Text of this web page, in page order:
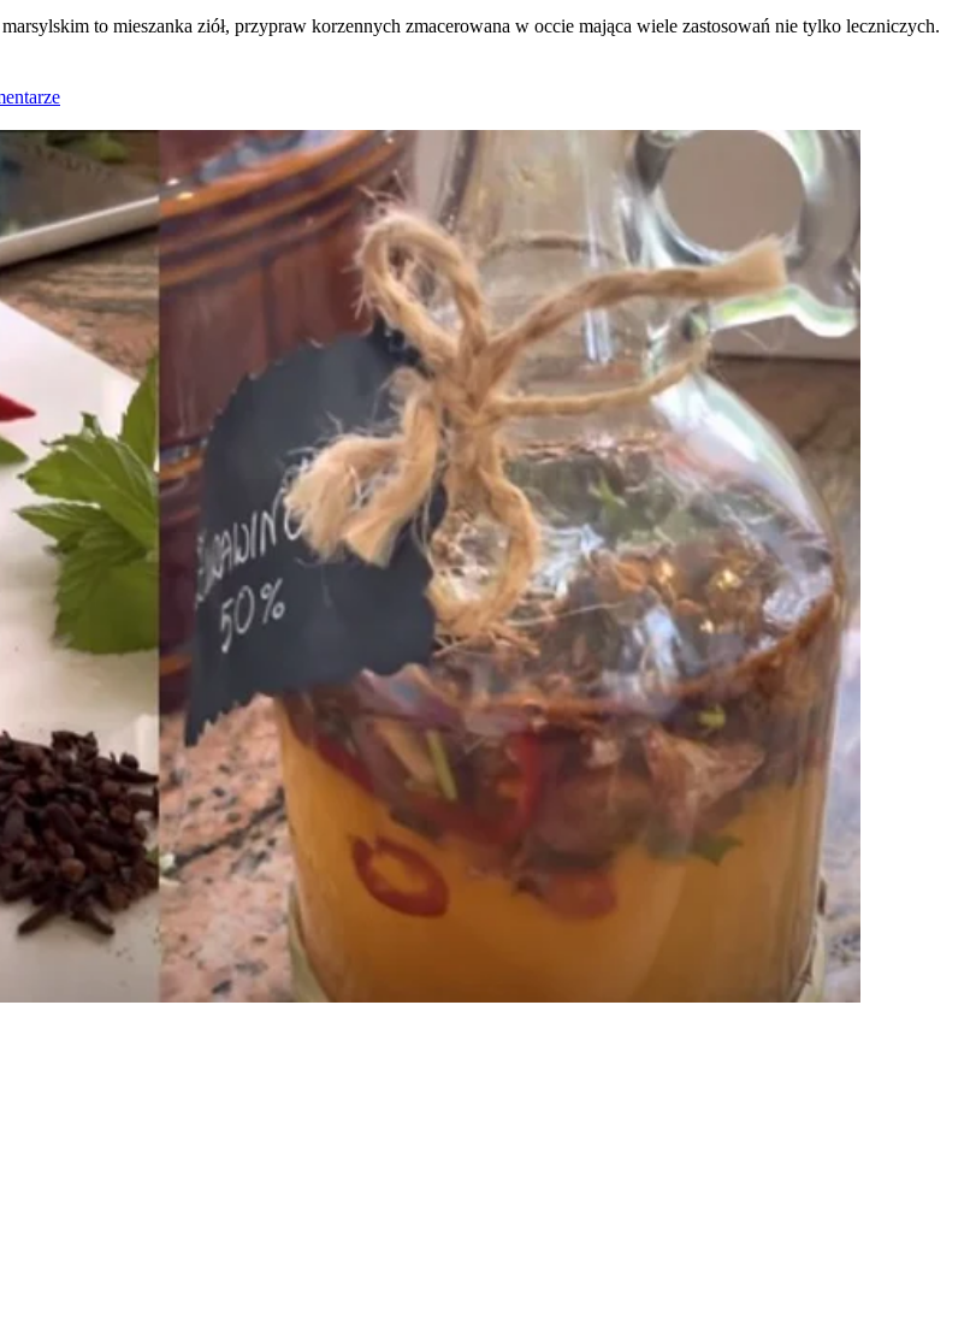
to mieszanka ziół, przypraw korzennych zmacerowana w occie mająca wiele zastosowań nie tylko leczniczych.